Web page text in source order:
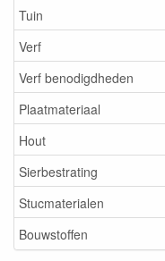
Tuin
Verf
Verf benodigdheden
Plaatmateriaal
Hout
Sierbestrating
Stucmaterialen
Bouwstoffen